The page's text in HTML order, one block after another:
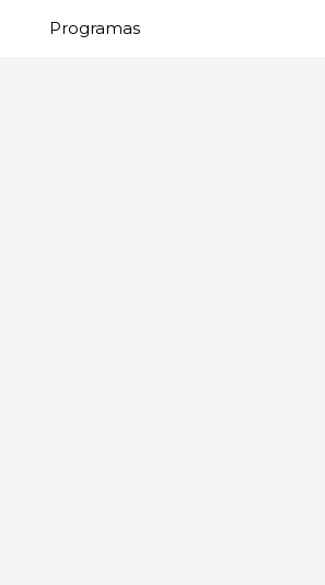
Programas